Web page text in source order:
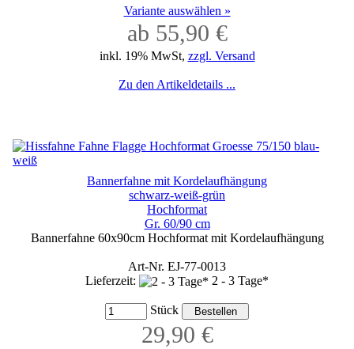
Variante auswählen »
ab 55,90 €
inkl. 19% MwSt, zzgl. Versand
Zu den Artikeldetails ...
Bannerfahne mit Kordelaufhängung
schwarz-weiß-grün
Hochformat
Gr. 60/90 cm
Bannerfahne 60x90cm Hochformat mit Kordelaufhängung
Art-Nr. EJ-77-0013
Lieferzeit:
2 - 3 Tage*
Stück
29,90 €